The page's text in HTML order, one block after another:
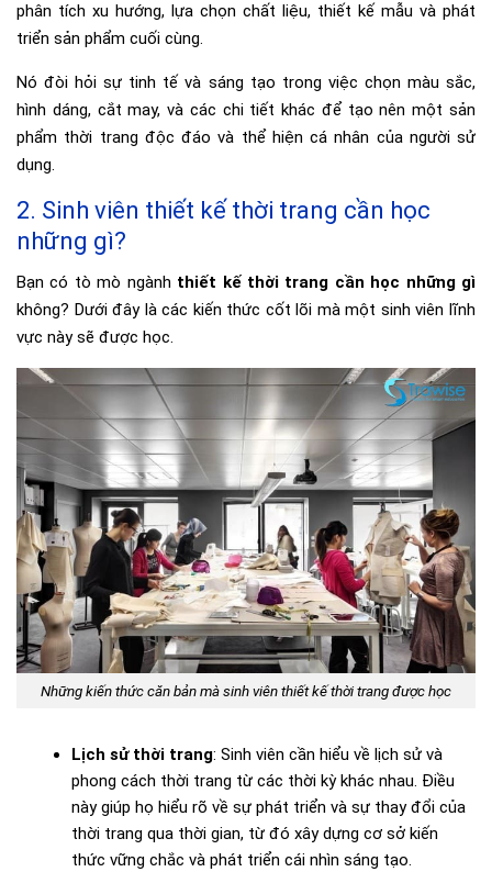
phân tích xu hướng, lựa chọn chất liệu, thiết kế mẫu và phát
triển sản phẩm cuối cùng.
Nó đòi hỏi sự tinh tế và sáng tạo trong việc chọn màu sắc,
hình dáng, cắt may, và các chi tiết khác để tạo nên một sản
phẩm thời trang độc đáo và thể hiện cá nhân của người sử
dụng.
2. Sinh viên thiết kế thời trang cần học
những gì?
Bạn có tò mò ngành thiết kế thời trang cần học những gì
không? Dưới đây là các kiến thức cốt lõi mà một sinh viên lĩnh
vực này sẽ được học.
Những kiến thức căn bản mà sinh viên thiết kế thời trang được học
Lịch sử thời trang: Sinh viên cần hiểu về lịch sử và
phong cách thời trang từ các thời kỳ khác nhau. Điều
này giúp họ hiểu rõ về sự phát triển và sự thay đổi của
thời trang qua thời gian, từ đó xây dựng cơ sở kiến
thức vững chắc và phát triển cái nhìn sáng tạo.